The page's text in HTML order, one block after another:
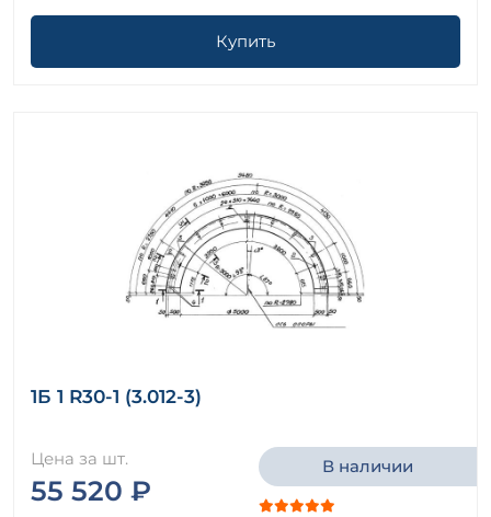
Купить
1Б 1 R30-1 (3.012-3)
Цена за шт.
55 520 ₽
В наличии